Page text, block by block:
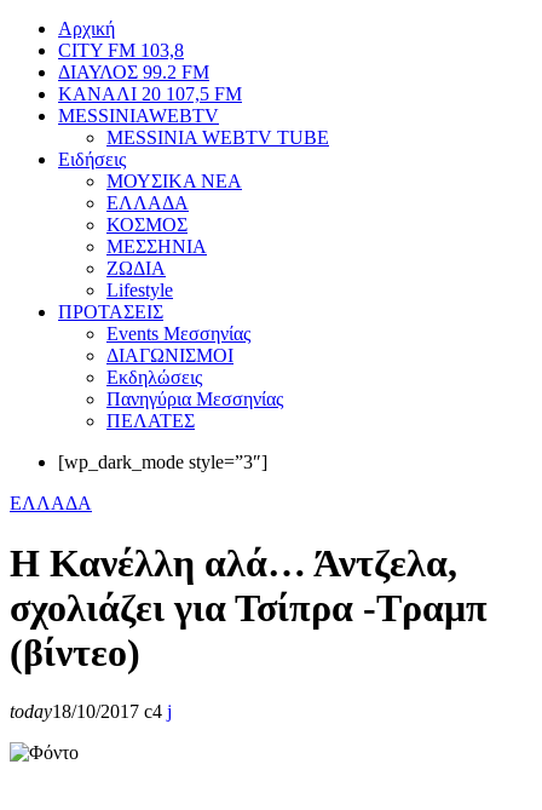
Αρχική
CITY FM 103,8
ΔΙΑΥΛΟΣ 99.2 FM
ΚΑΝΑΛΙ 20 107,5 FM
MESSINIAWEBTV
MESSINIA WEBTV TUBE
Eιδήσεις
ΜΟΥΣΙΚΑ ΝΕΑ
ΕΛΛΑΔΑ
ΚΟΣΜΟΣ
ΜΕΣΣΗΝΙΑ
ΖΩΔΙΑ
Lifestyle
ΠΡΟΤΑΣΕΙΣ
Events Μεσσηνίας
ΔΙΑΓΩΝΙΣΜΟΙ
Εκδηλώσεις
Πανηγύρια Μεσσηνίας
ΠΕΛΑΤΕΣ
[wp_dark_mode style=”3″]
ΕΛΛΑΔΑ
Η Κανέλλη αλά… Άντζελα,
σχολιάζει για Τσίπρα -Τραμπ
(βίντεο)
today18/10/2017 4